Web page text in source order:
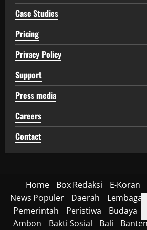
Case Studies
Pricing
Privacy Policy
Support
Press media
Careers
Contact
Home Box Redaksi E-Koran
News Populer
Daerah Lembaga
Pemerintah
Peristiwa Budaya
Ambon
Bakti Sosial Bali